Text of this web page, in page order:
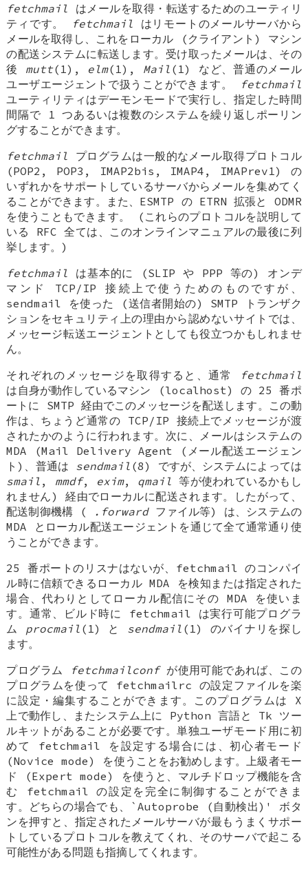
fetchmail
はメールを取得・転送するためのユーティリ
ティです。
fetchmail はリモートのメールサーバから
メールを取得し、これをローカル (クライアント) マシン
の配送システムに転送します。受け取ったメールは、その
後 mutt(1), elm(1), Mail (1) など、普通のメール
ユーザエージェントで扱うことができます。
fetchmail
ユーティリティはデーモンモードで実行し、指定した時間
間隔で 1 つあるいは複数のシステムを繰り返しポーリン
グすることができます。
fetchmail
プログラムは一般的なメール取得プロトコル
(POP2, POP3, IMAP2bis, IMAP4, IMAPrev1) の
いずれかをサポートしているサーバからメールを集めてく
ることができます。また、ESMTP の ETRN 拡張と ODMR
を使うこともできます。 (これらのプロトコルを説明して
いる RFC 全ては、このオンラインマニュアルの最後に列
挙します。)
fetchmail
は基本的に (SLIP や PPP 等の) オンデ
マンド TCP/IP 接続上で使うためのものですが、
sendmail を使った (送信者開始の) SMTP トランザク
ションをセキュリティ上の理由から認めないサイトでは、
メッセージ転送エージェントとしても役立つかもしれませ
ん。
それぞれのメッセージを取得すると、通常
fetchmail
は自身が動作しているマシン (localhost) の 25 番ポ
ートに SMTP 経由でこのメッセージを配送します。この動
作は、ちょうど通常の TCP/IP 接続上でメッセージが渡
されたかのように行われます。次に、メールはシステムの
MDA (Mail Delivery Agent (メール配送エージェン
ト)、普通は sendmail (8) ですが、システムによっては
smail , mmdf, exim, qmail 等が使われているかもし
れません) 経由でローカルに配送されます。したがって、
配送制御機構 (
.forwardファイル等) は、システムの
MDA とローカル配送エージェントを通じて全て通常通り使
うことができます。
25 番ポートのリスナはないが、fetchmail のコンパイ
ル時に信頼できるローカル MDA を検知または指定された
場合、代わりとしてローカル配信にその MDA を使いま
す。通常、ビルド時に fetchmail は実行可能プログラ
ム procmail (1) と sendmail (1) のバイナリを探し
ます。
プログラム
fetchmailconfが使用可能であれば、この
プログラムを使って fetchmailrc の設定ファイルを楽
に設定・編集することができます。このプログラムは X
上で動作し、またシステム上に Python 言語と Tk ツー
ルキットがあることが必要です。単独ユーザモード用に初
めて fetchmail を設定する場合には、初心者モード
(Novice mode) を使うことをお勧めします。上級者モー
ド (Expert mode) を使うと、マルチドロップ機能を含
む fetchmail の設定を完全に制御することができま
す。どちらの場合でも、`Autoprobe (自動検出)' ボタ
ンを押すと、指定されたメールサーバが最もうまくサポー
トしているプロトコルを教えてくれ、そのサーバで起こる
可能性がある問題も指摘してくれます。